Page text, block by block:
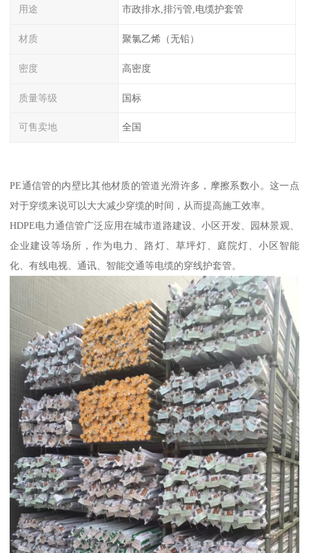
用途 市政排水,排污管,电缆护套管
材质 聚氯乙烯（无铅）
密度 高密度
质量等级 国标
可售卖地 全国
PE通信管的内壁比其他材质的管道光滑许多，摩擦系数小。这一点
对于穿缆来说可以大大减少穿缆的时间，从而提高施工效率。
HDPE电力通信管广泛应用在城市道路建设、小区开发、园林景观、
企业建设等场所，作为电力、路灯、草坪灯、庭院灯、小区智能
化、有线电视、通讯、智能交通等电缆的穿线护套管。